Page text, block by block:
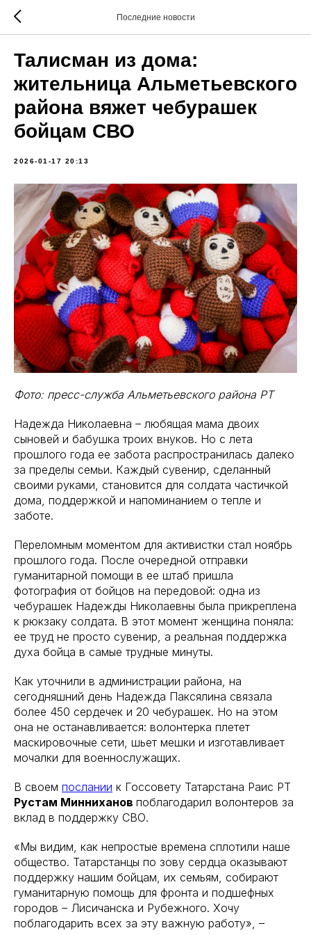
Последние новости
Талисман из дома:
жительница Альметьевского
района вяжет чебурашек
бойцам СВО
2026-01-17 20:13
Фото: пресс-служба Альметьевского района РТ
Надежда Николаевна – любящая мама двоих
сыновей и бабушка троих внуков. Но с лета
прошлого года ее забота распространилась далеко
за пределы семьи. Каждый сувенир, сделанный
своими руками, становится для солдата частичкой
дома, поддержкой и напоминанием о тепле и
заботе.
Переломным моментом для активистки стал ноябрь
прошлого года. После очередной отправки
гуманитарной помощи в ее штаб пришла
фотография от бойцов на передовой: одна из
чебурашек Надежды Николаевны была прикреплена
к рюкзаку солдата. В этот момент женщина поняла:
ее труд не просто сувенир, а реальная поддержка
духа бойца в самые трудные минуты.
Как уточнили в администрации района, на
сегодняшний день Надежда Паксялина связала
более 450 сердечек и 20 чебурашек. Но на этом
она не останавливается: волонтерка плетет
маскировочные сети, шьет мешки и изготавливает
мочалки для военнослужащих.
В своем послании к Госсовету Татарстана Раис РТ
Рустам Минниханов поблагодарил волонтеров за
вклад в поддержку СВО.
«Мы видим, как непростые времена сплотили наше
общество. Татарстанцы по зову сердца оказывают
поддержку нашим бойцам, их семьям, собирают
гуманитарную помощь для фронта и подшефных
городов – Лисичанска и Рубежного. Хочу
поблагодарить всех за эту важную работу», –